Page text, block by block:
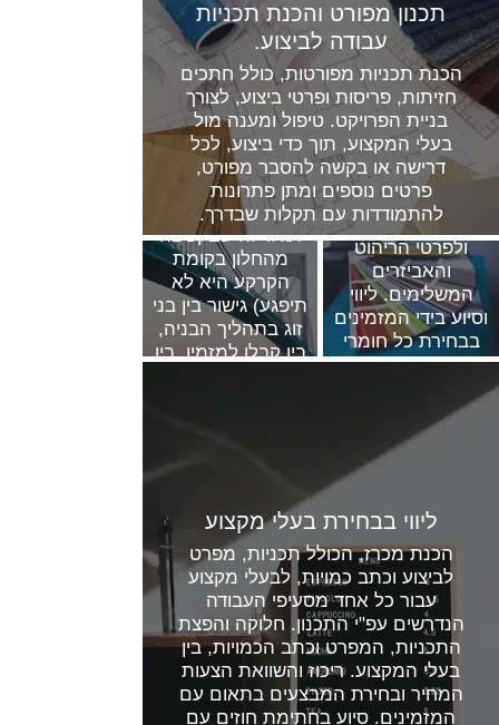
תכנון מפורט והכנת תכניות
עבודה לביצוע.
הכנת תכניות מפורטות, כולל חתכים
חזיתות, פריסות ופרטי ביצוע, לצורך
בניית הפרויקט. טיפול ומענה מול
בעלי המקצוע, תוך כדי ביצוע, לכל
דרישה או בקשה להסבר מפורט,
פרטים נוספים ומתן פתרונות
להתמודדות עם תקלות שבדרך.
עיצוב פנים
וסטיילינג
הכנת כל תכניות
העיצוב לחללים
ולפרטי הריהוט
והאביזרים
המשלימים. ליווי
וסיוע בידי המזמינים
בבחירת כל חומרי
הגמר והאביזרים.
כל דרישה נוספת
לפריט עיצובי תקבל
מענה בסטודיו.
גישור בתחום
הבניה
הוא רוצה מטבח
אדום. היא הצהירה
שתקפוץ מהחלון אם
ייכנס צבע אדום
הביתה.... מה
עושים?.......... (אל
תגלו לה שבקפיצה
מהחלון בקומת
הקרקע היא לא
תיפגע) גישור בין בני
זוג בתהליך הבניה,
בין קבלן למזמין, בין
את התהליך בחיוך,
בהצלחה וכמובן
בסיפוק גדול!!!
ליווי בבחירת בעלי מקצוע
הכנת מכרז, הכולל תכניות, מפרט
לביצוע וכתב כמויות, לבעלי מקצוע
עבור כל אחד מסעיפי העבודה
הנדרשים עפ"י התכנון. חלוקה והפצת
התכניות, המפרט וכתב הכמויות, בין
בעלי המקצוע. ריכוז והשוואת הצעות
המחיר ובחירת המבצעים בתאום עם
המזמינים. סיוע בחתימת חוזים עם